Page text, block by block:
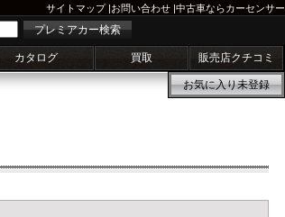
サイトマップ|お問い合わせ |中古車ならカーセンサー
プレミアカー検索
カタログ 買取 販売店クチコミ
お気に入り未登録